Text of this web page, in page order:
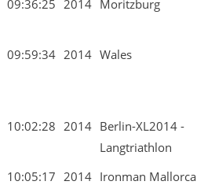
09:36:25 2014 Moritzburg
09:59:34 2014 Wales
10:02:28 2014 Berlin-XL2014 -
Langtriathlon
10:05:17 2014 Ironman Mallorca